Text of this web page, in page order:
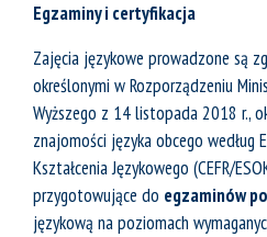
Egzaminy i certyfikacja
Zajęcia językowe prowadzone są
określonymi w Rozporządzeniu
Wyższego z 14 listopada 2018 r.,
znajomości języka obcego według
Kształcenia Językowego (CEFR/
przygotowujące do egzaminów
językową na poziomach